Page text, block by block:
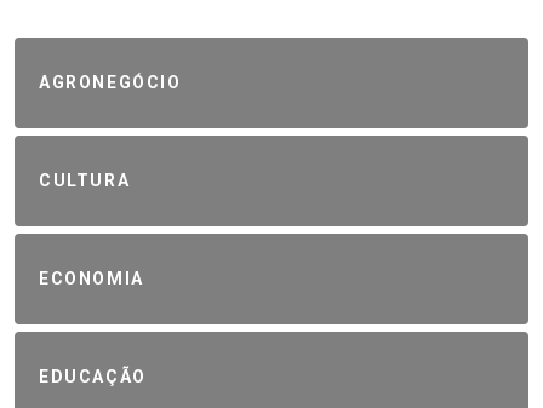
AGRONEGÓCIO
CULTURA
ECONOMIA
EDUCAÇÃO